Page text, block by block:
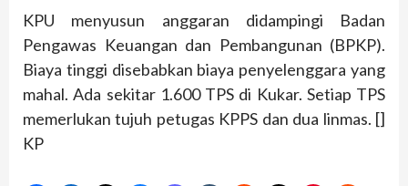
KPU menyusun anggaran didampingi Badan
Pengawas Keuangan dan Pembangunan (BPKP).
Biaya tinggi disebabkan biaya penyelenggara yang
mahal. Ada sekitar 1.600 TPS di Kukar. Setiap TPS
memerlukan tujuh petugas KPPS dan dua linmas. []
KP